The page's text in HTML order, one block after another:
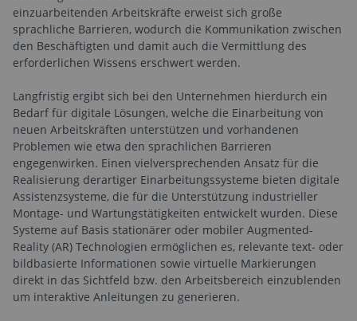
einzuarbeitenden Arbeitskräfte erweist sich große
sprachliche Barrieren, wodurch die Kommunikation zwischen
den Beschäftigten und damit auch die Vermittlung des
erforderlichen Wissens erschwert werden.
Langfristig ergibt sich bei den Unternehmen hierdurch ein
Bedarf für digitale Lösungen, welche die Einarbeitung von
neuen Arbeitskräften unterstützen und vorhandenen
Problemen wie etwa den sprachlichen Barrieren
engegenwirken. Einen vielversprechenden Ansatz für die
Realisierung derartiger Einarbeitungssysteme bieten digitale
Assistenzsysteme, die für die Unterstützung industrieller
Montage- und Wartungstätigkeiten entwickelt wurden. Diese
Systeme auf Basis stationärer oder mobiler Augmented-
Reality (AR) Technologien ermöglichen es, relevante text- oder
bildbasierte Informationen sowie virtuelle Markierungen
direkt in das Sichtfeld bzw. den Arbeitsbereich einzublenden
um interaktive Anleitungen zu generieren.